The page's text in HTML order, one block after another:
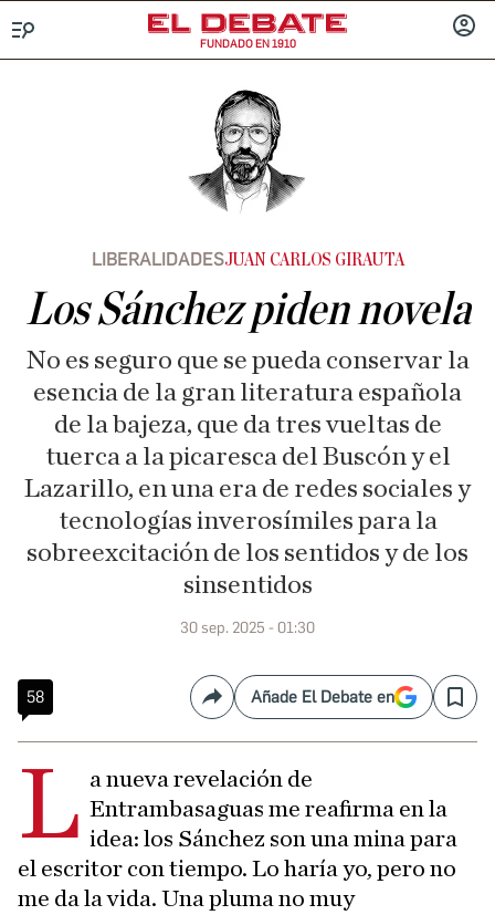
FUNDADO EN 1910
LIBERALIDADESJUAN CARLOS GIRAUTA
Los Sánchez piden novela
No es seguro que se pueda conservar la
esencia de la gran literatura española
de la bajeza, que da tres vueltas de
tuerca a la picaresca del Buscón y el
Lazarillo, en una era de redes sociales y
tecnologías inverosímiles para la
sobreexcitación de los sentidos y de los
sinsentidos
30 sep. 2025 - 01:30
58 CompartirAñade El Debate en Save
L a nueva revelación de
Entrambasaguas me reafirma en la
idea: los Sánchez son una mina para
el escritor con tiempo. Lo haría yo, pero no
me da la vida. Una pluma no muy